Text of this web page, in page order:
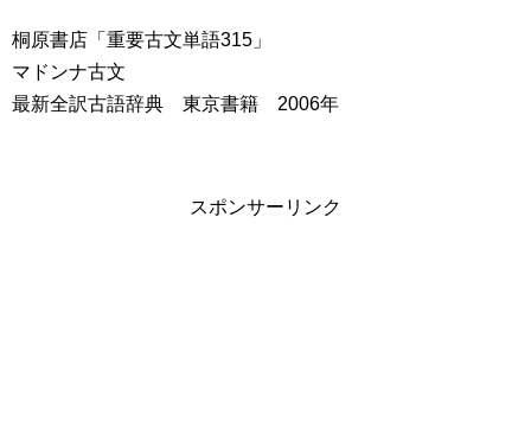
桐原書店「重要古文単語315」
マドンナ古文
最新全訳古語辞典 東京書籍 2006年
スポンサーリンク